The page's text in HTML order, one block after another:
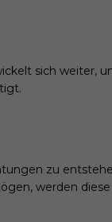
sich weiter,
zu
werden